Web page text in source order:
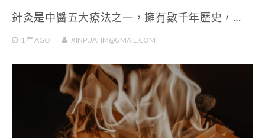
針灸是中醫五大療法之一，擁有數千年歷史，…
1 年 AGO XINPUAHM@GMAIL.COM